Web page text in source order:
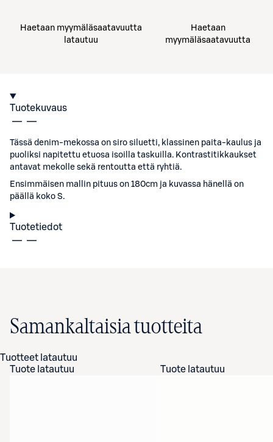
Haetaan myymäläsaatavuutta
latautuu
Haetaan
myymäläsaatavuutta
Tuotekuvaus
Tässä denim-mekossa on siro siluetti, klassinen paita-kaulus ja
puoliksi napitettu etuosa isoilla taskuilla. Kontrastitikkaukset
antavat mekolle sekä rentoutta että ryhtiä.
Ensimmäisen mallin pituus on 180cm ja kuvassa hänellä on
päällä koko S.
Tuotetiedot
Samankaltaisia tuotteita
Tuotteet latautuu
Tuote latautuu
Tuote latautuu